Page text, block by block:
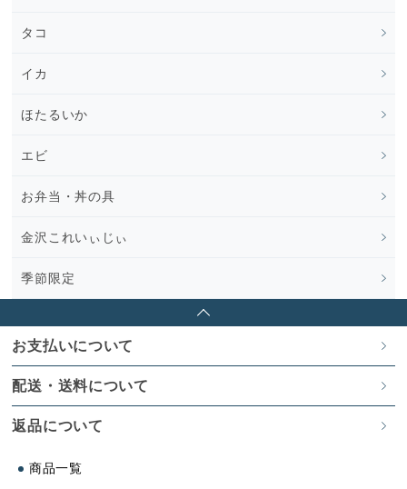
タコ
イカ
ほたるいか
エビ
お弁当・丼の具
金沢これいぃじぃ
季節限定
お支払いについて
配送・送料について
返品について
商品一覧